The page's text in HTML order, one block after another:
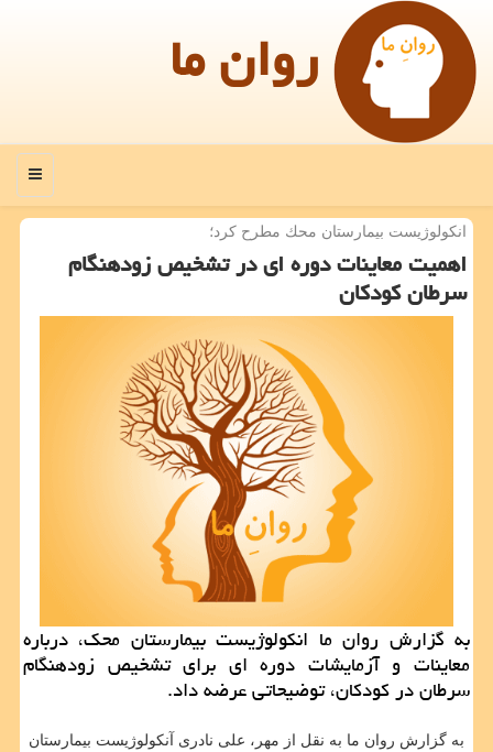
روان ما
منو
انكولوژیست بیمارستان محك مطرح كرد؛
اهمیت معاینات دوره ای در تشخیص زودهنگام
سرطان كودكان
به گزارش روان ما انکولوژیست بیمارستان محک، درباره
معاینات و آزمایشات دوره ای برای تشخیص زودهنگام
سرطان در کودکان، توضیحاتی عرضه داد.
به گزارش روان ما به نقل از مهر، علی نادری آنکولوژیست بیمارستان